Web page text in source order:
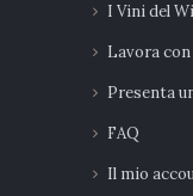
I Vini del
Lavora
Presenta
FAQ
Il mio